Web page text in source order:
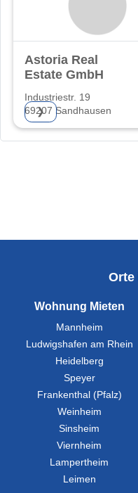
Astoria Real
Estate GmbH
Industriestr. 19
69207 Sandhausen
❯
Orte
Wohnung Mieten
Mannheim
Ludwigshafen am Rhein
Heidelberg
Speyer
Frankenthal (Pfalz)
Weinheim
Sinsheim
Viernheim
Lampertheim
Leimen